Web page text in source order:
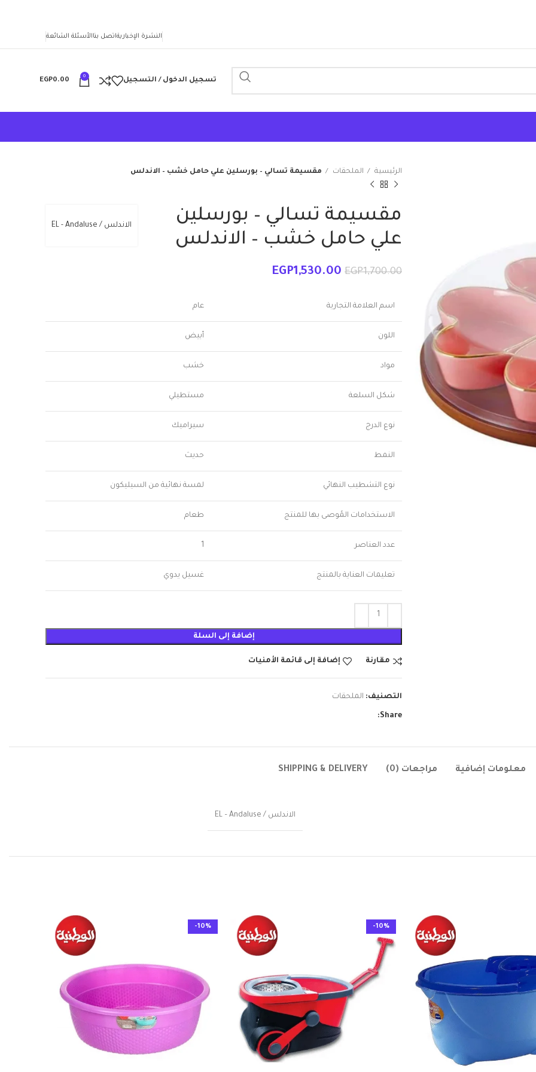
النشرة الإخباريةاتصل بناالأسئلة الشائعة
تسجيل الدخول / التسجيل
0
EGP0.00
الرئيسية الملحقات مقسيمة تسالي – بورسلين علي حامل خشب – الاندلس
الاندلس / EL - Andaluse
مقسيمة تسالي – بورسلين
علي حامل خشب – الاندلس
EGP1,700.00
EGP1,530.00
اسم العلامة التجارية عام
اللون أبيض
مواد خشب
شكل السلعة مستطيلي
نوع الدرج سيراميك
النمط حديث
نوع التشطيب النهائي لمسة نهائية من السيليكون
الاستخدامات المُوصى بها للمنتج طعام
عدد العناصر 1
تعليمات العناية بالمنتج غسيل يدوي
إضافة إلى السلة
مقارنة إضافة إلى قائمة الأمنيات
التصنيف: الملحقات
Share:
معلومات إضافية مراجعات (0) SHIPPING & DELIVERY
الاندلس / EL – Andaluse
-10%
-10%